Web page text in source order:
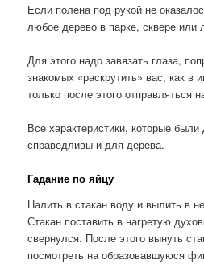
Если полена под рукой не
любое дерево в парке, сквере или
Для этого надо завязать глаза,
знакомых «раскрутить» вас, как в
только после этого отправляться
Все характеристики, которые
справедливы и для дерева.
Гадание по яйцу
Налить в стакан воду и вылить в
Стакан поставить в нагретую
свернулся. После этого вынуть
посмотреть на образовавшуюся